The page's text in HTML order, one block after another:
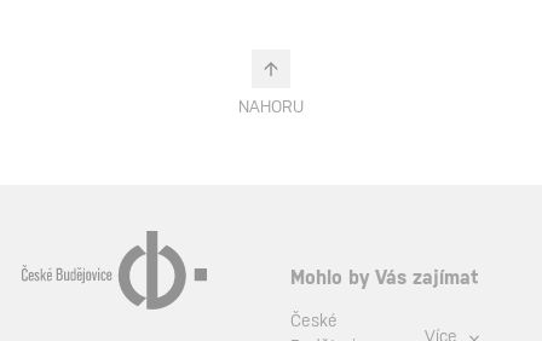
NAHORU
Mohlo by Vás zajímat
České
Více